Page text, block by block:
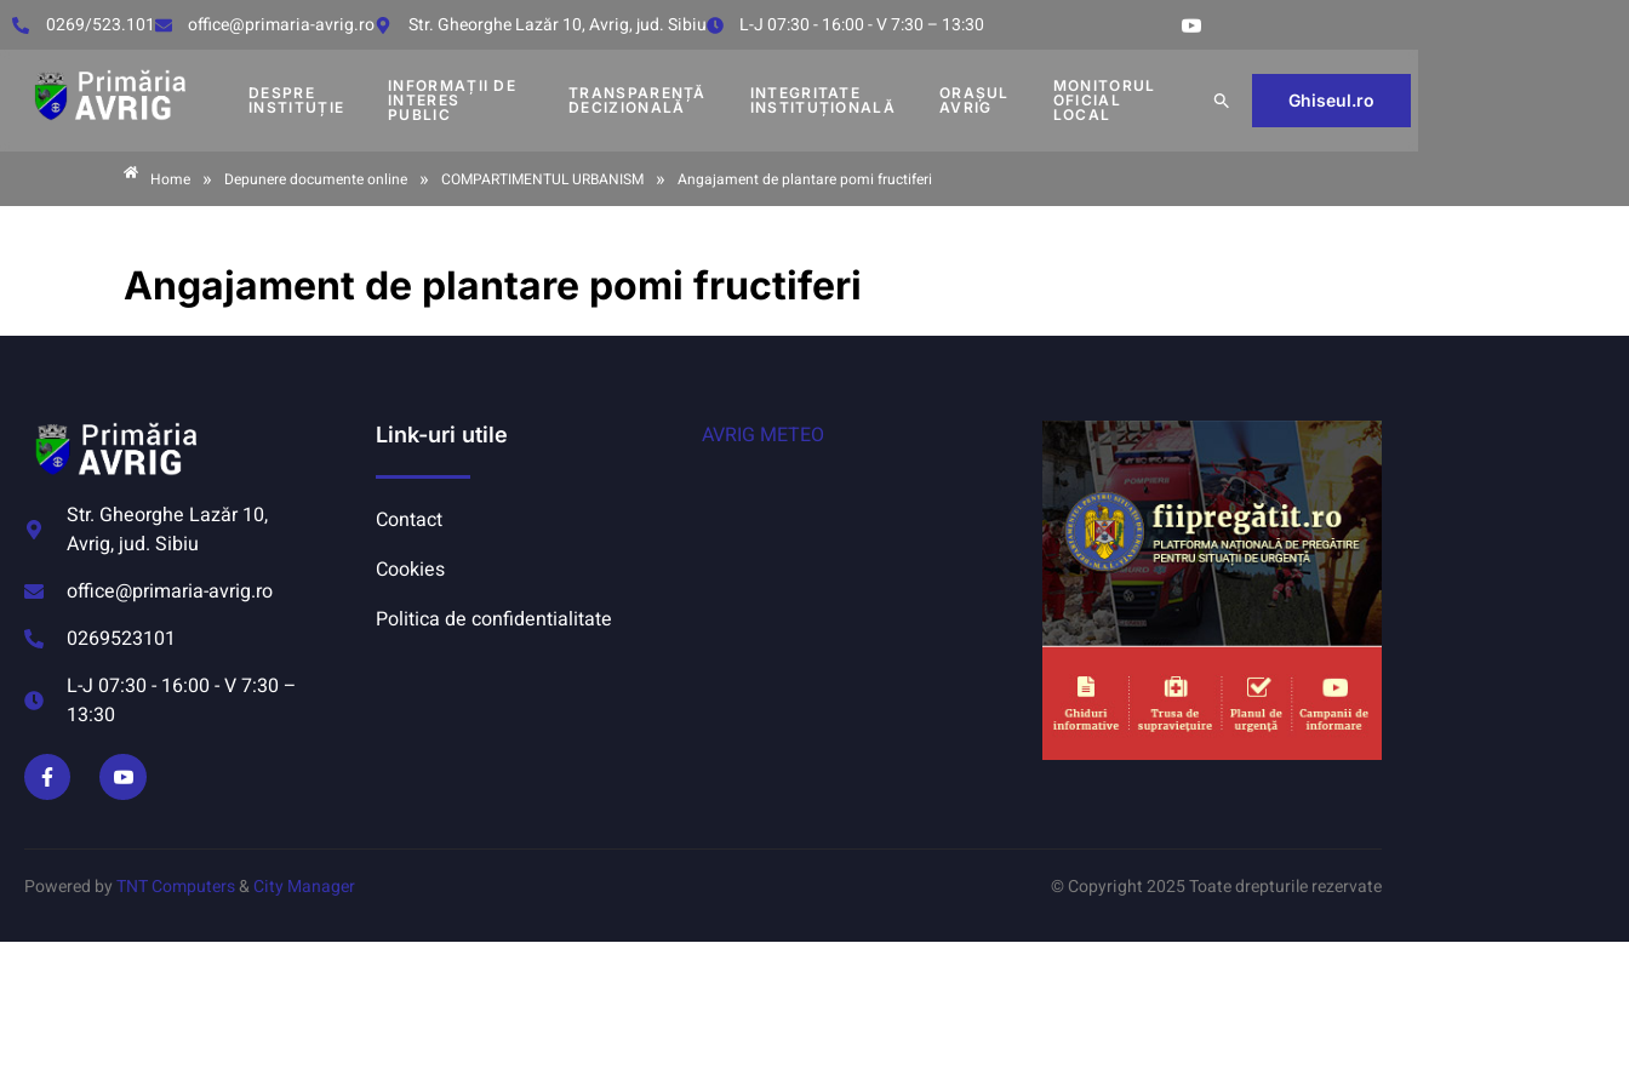
0269/523.101 office@primaria-avrig.ro Str. Gheorghe Lazăr 10, Avrig, jud. Sibiu L-J 07:30 - 16:00 - V 7:30 – 13:30
DESPRE
INSTITUȚIE
INFORMAȚII DE
INTERES
PUBLIC
TRANSPARENȚĂ
DECIZIONALĂ
INTEGRITATE
INSTITUȚIONALĂ
ORAȘUL
AVRIG
MONITORUL
OFICIAL
LOCAL
Ghiseul.ro
Home » Depunere documente online » COMPARTIMENTUL URBANISM » Angajament de plantare pomi fructiferi
Angajament de plantare pomi fructiferi
Str. Gheorghe Lazăr 10,
Avrig, jud. Sibiu
office@primaria-avrig.ro
0269523101
L-J 07:30 - 16:00 - V 7:30 –
13:30
Link-uri utile
Contact
Cookies
Politica de confidentialitate
AVRIG METEO
Powered byTNT Computers&City Manager © Copyright 2025 Toate drepturile rezervate